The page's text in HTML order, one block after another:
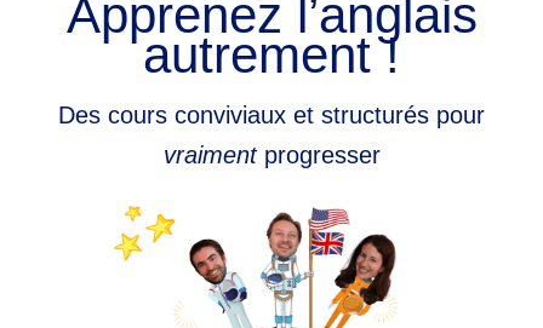
Apprenez l’anglais
autrement !
Des cours conviviaux et structurés pour
vraimentprogresser